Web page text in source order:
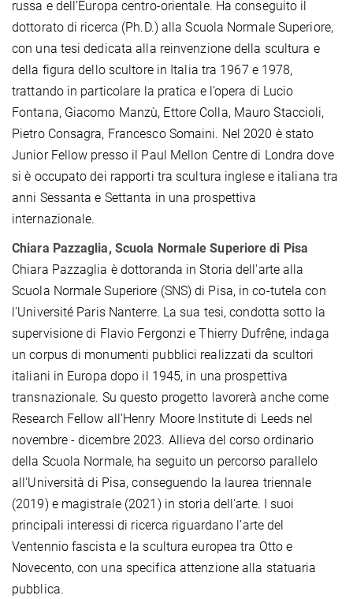
russa e dell’Europa centro-orientale. Ha conseguito il
dottorato di ricerca (Ph.D.) alla Scuola Normale Superiore,
con una tesi dedicata alla reinvenzione della scultura e
della figura dello scultore in Italia tra 1967 e 1978,
trattando in particolare la pratica e l’opera di Lucio
Fontana, Giacomo Manzù, Ettore Colla, Mauro Staccioli,
Pietro Consagra, Francesco Somaini. Nel 2020 è stato
Junior Fellow presso il Paul Mellon Centre di Londra dove
si è occupato dei rapporti tra scultura inglese e italiana tra
anni Sessanta e Settanta in una prospettiva
internazionale.
Chiara Pazzaglia, Scuola Normale Superiore di Pisa
Chiara Pazzaglia è dottoranda in Storia dell'arte alla
Scuola Normale Superiore (SNS) di Pisa, in co-tutela con
l'Université Paris Nanterre. La sua tesi, condotta sotto la
supervisione di Flavio Fergonzi e Thierry Dufrêne, indaga
un corpus di monumenti pubblici realizzati da scultori
italiani in Europa dopo il 1945, in una prospettiva
transnazionale. Su questo progetto lavorerà anche come
Research Fellow all’Henry Moore Institute di Leeds nel
novembre - dicembre 2023. Allieva del corso ordinario
della Scuola Normale, ha seguito un percorso parallelo
all'Università di Pisa, conseguendo la laurea triennale
(2019) e magistrale (2021) in storia dell'arte. I suoi
principali interessi di ricerca riguardano l’arte del
Ventennio fascista e la scultura europea tra Otto e
Novecento, con una specifica attenzione alla statuaria
pubblica.